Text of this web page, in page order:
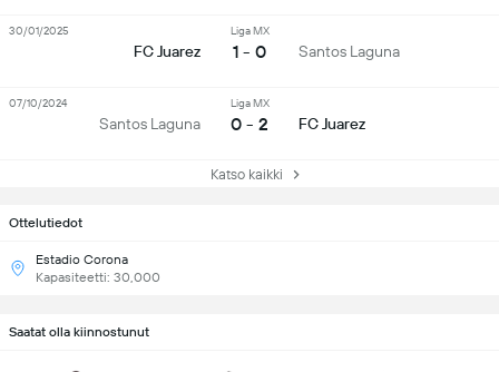
Ottelutiedot
Estadio Corona
Kapasiteetti: 30,000
FC Juarez
Liga MX
1 - 0 Santos Laguna
30/01/2025
Santos Laguna
Liga MX
0 - 2 FC Juarez
07/10/2024
Katso kaikki
Saatat olla kiinnostunut